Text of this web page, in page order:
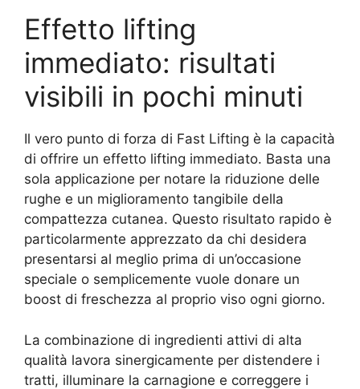
Effetto lifting
immediato: risultati
visibili in pochi minuti
Il vero punto di forza di Fast Lifting è la capacità
di offrire un effetto lifting immediato. Basta una
sola applicazione per notare la riduzione delle
rughe e un miglioramento tangibile della
compattezza cutanea. Questo risultato rapido è
particolarmente apprezzato da chi desidera
presentarsi al meglio prima di un’occasione
speciale o semplicemente vuole donare un
boost di freschezza al proprio viso ogni giorno.
La combinazione di ingredienti attivi di alta
qualità lavora sinergicamente per distendere i
tratti, illuminare la carnagione e correggere i